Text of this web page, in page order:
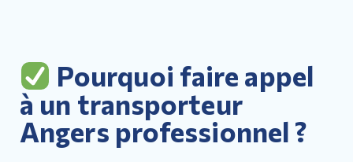
Pourquoi faire appel
à un transporteur
Angers professionnel ?